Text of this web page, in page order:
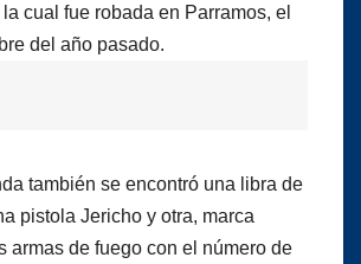
cual fue robada en Parramos, el
del año pasado.
también se encontró una libra de
pistola Jericho y otra, marca
armas de fuego con el número de